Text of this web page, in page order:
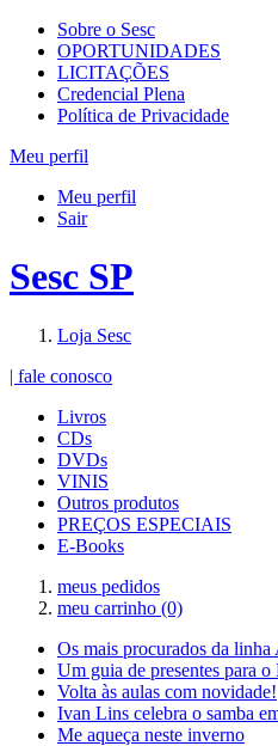
Sobre o Sesc
OPORTUNIDADES
LICITAÇÕES
Credencial Plena
Política de Privacidade
Meu perfil
Meu perfil
Sair
Sesc SP
Loja Sesc
| fale conosco
Livros
CDs
DVDs
VINIS
Outros produtos
PREÇOS ESPECIAIS
E-Books
meus pedidos
meu carrinho (0)
Os mais procurados da linha
Um guia de presentes para o
Volta às aulas com novidade!
Ivan Lins celebra o samba
Me aqueça neste inverno